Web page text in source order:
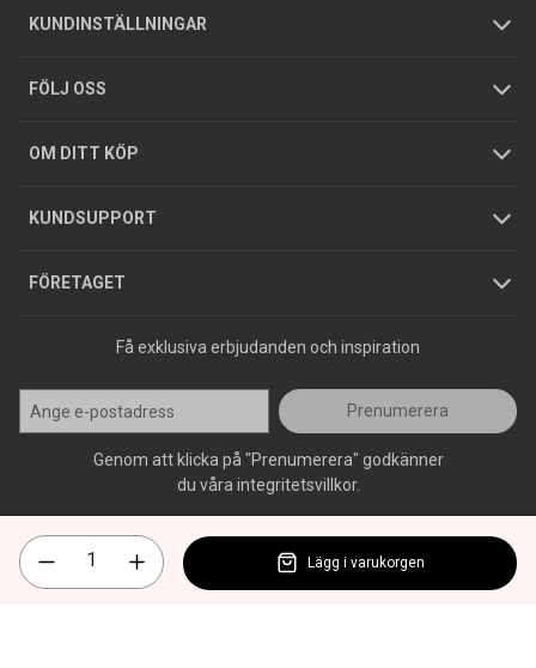
KUNDINSTÄLLNINGAR
Företagskund / Privatkund
FÖLJ OSS
OM DITT KÖP
Allmänna försäljningsvillkor
Integritetspolicy
GDPR
KUNDSUPPORT
Butiker
Foldrar och kataloger
Köpguider
Varumärken
FÖRETAGET
Om oss
Tjänster
Hållbarhet
Jobba hos oss
Press
Få exklusiva erbjudanden och inspiration
Prenumerera
Genom att klicka på "Prenumerera" godkänner
du våra integritetsvillkor.
Lägg i varukorgen